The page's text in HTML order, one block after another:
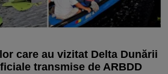
care au vizitat Delta Dunării
transmise de ARBDD